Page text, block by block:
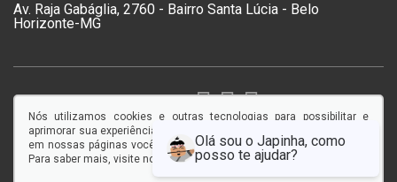
Av. Raja Gabáglia, 2760 - Bairro Santa Lúcia - Belo
Horizonte-MG
Nós utilizamos cookies e outras tecnologias para possibilitar e
aprimorar sua experiência em nosso site, e ao continuar navegando
em nossas páginas você concorda com a coleta e uso de cookies.
Para saber mais, visite nossaPolítica de Privacidade.